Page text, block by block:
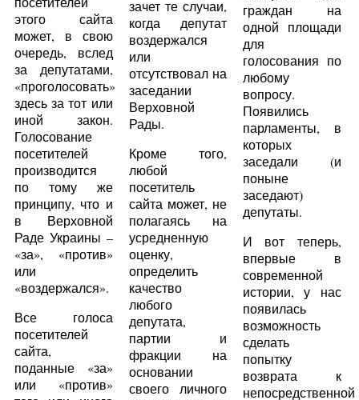
этого сайта
может, в свою
очередь, вслед
за депутатами,
«проголосовать»
здесь за тот или
иной закон.
Голосование
посетителей
производится
по тому же
принципу, что и
в Верховной
Раде Украины –
«за», «против»
или
«воздержался».
Все голоса
посетителей
сайта,
поданные «за»
или «против»
зачет те случаи,
когда депутат
воздержался
или
отсутствовал на
заседании
Верховной
Рады.
Кроме того,
любой
посетитель
сайта может, не
полагаясь на
усредненную
оценку,
определить
качество
любого
депутата,
партии и
фракции на
основании
своего личного
граждан на
одной площади
для
голосования по
любому
вопросу.
Появились
парламенты, в
которых
заседали (и
поныне
заседают)
депутаты.
И вот теперь,
впервые в
современной
истории, у нас
появилась
возможность
сделать
попытку
возврата к
непосредственной